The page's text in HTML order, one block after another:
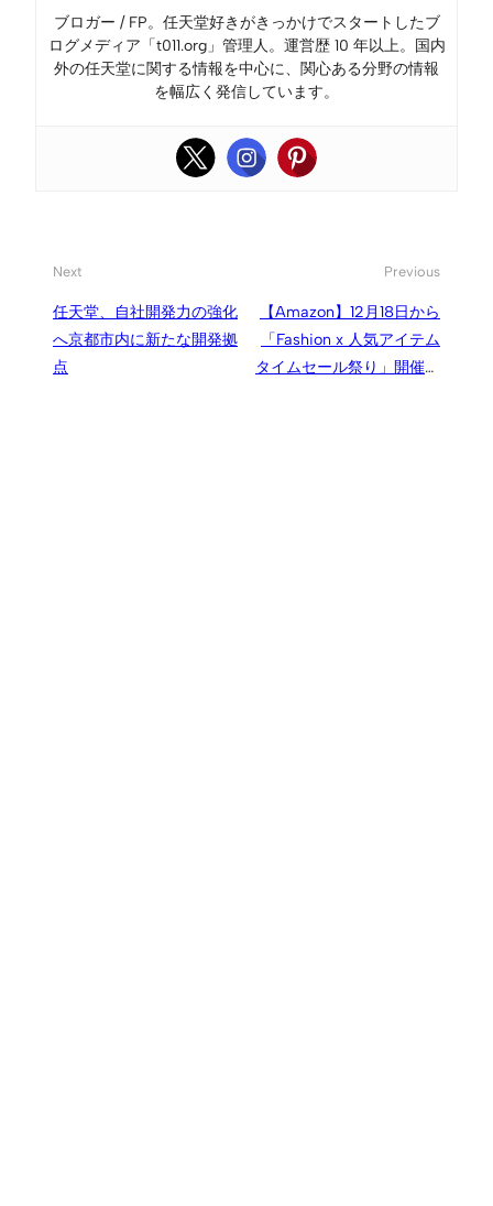
ブロガー / FP。任天堂好きがきっかけでスタートしたブ
ログメディア「t011.org」管理人。運営歴 10 年以上。国内
外の任天堂に関する情報を中心に、関心ある分野の情報
を幅広く発信しています。
Next
任天堂、自社開発力の強化
へ京都市内に新たな開発拠
点
Previous
【Amazon】12月18日から
「Fashion x 人気アイテム
タイムセール祭り」開催、